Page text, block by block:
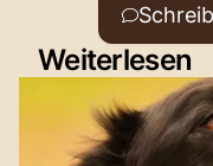
Weiterlesen